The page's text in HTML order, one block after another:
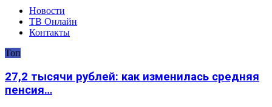
Новости
ТВ Онлайн
Контакты
Топ
27,2 тысячи рублей: как изменилась средняя
пенсия…